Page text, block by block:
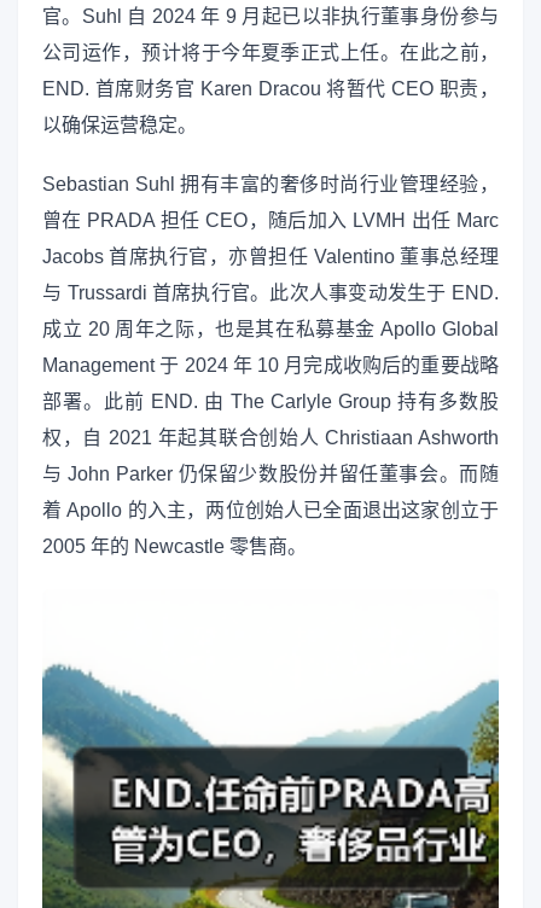
官。Suhl 自 2024 年 9 月起已以非执行董事身份参与
公司运作，预计将于今年夏季正式上任。在此之前，
END. 首席财务官 Karen Dracou 将暂代 CEO 职责，
以确保运营稳定。
Sebastian Suhl 拥有丰富的奢侈时尚行业管理经验，
曾在 PRADA 担任 CEO，随后加入 LVMH 出任 Marc
Jacobs 首席执行官，亦曾担任 Valentino 董事总经理
与 Trussardi 首席执行官。此次人事变动发生于 END.
成立 20 周年之际，也是其在私募基金 Apollo Global
Management 于 2024 年 10 月完成收购后的重要战略
部署。此前 END. 由 The Carlyle Group 持有多数股
权，自 2021 年起其联合创始人 Christiaan Ashworth
与 John Parker 仍保留少数股份并留任董事会。而随
着 Apollo 的入主，两位创始人已全面退出这家创立于
2005 年的 Newcastle 零售商。